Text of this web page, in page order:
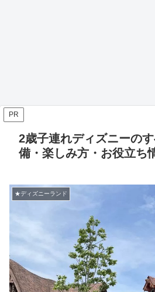
PR
2歳子連れディズニーの
備・楽しみ方・お役立ち
★ディズニーランド